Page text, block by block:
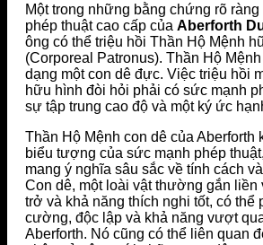
Một trong những bằng chứng rõ
phép thuật cao cấp của Aberforth
ông có thể triệu hồi Thần Hộ Mệnh
(Corporeal Patronus). Thần Hộ
dạng một con dê đực. Việc triệu hồi
hữu hình đòi hỏi phải có sức mạnh
sự tập trung cao độ và một ký ức
Thần Hộ Mệnh con dê của Aberforth
biểu tượng của sức mạnh phép
mang ý nghĩa sâu sắc về tính cách
Con dê, một loài vật thường gắn liền
trở và khả năng thích nghi tốt, có thể
cường, độc lập và khả năng vượt
Aberforth. Nó cũng có thể liên quan